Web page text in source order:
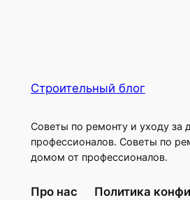
Строительный блог
Советы по ремонту и уходу за
профессионалов. Советы по
домом от профессионалов.
Про нас Политика